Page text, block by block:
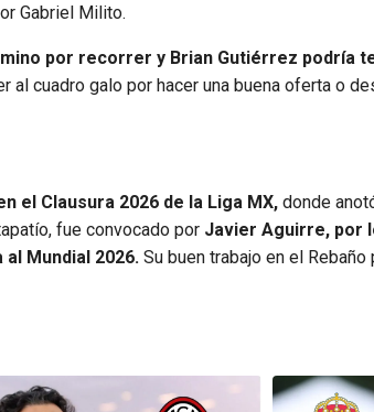
Gabriel Milito.
por recorrer y Brian Gutiérrez podría
al cuadro galo por hacer una buena oferta o
el Clausura 2026 de la Liga MX, donde
fue convocado por Javier Aguirre, por
Mundial 2026. Su buen trabajo en el